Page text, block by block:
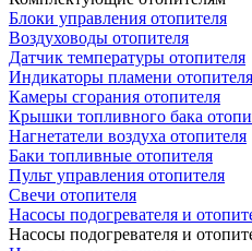
Блоки управления отопителя
Воздуховоды отопителя
Датчик температуры отопителя
Индикаторы пламени отопителя
Камеры сгорания отопителя
Крышки топливного бака
Нагнетатели воздуха отопителя
Баки топливные отопителя
Пульт управления отопителя
Свечи отопителя
Насосы подогревателя и
Насосы подогревателя и